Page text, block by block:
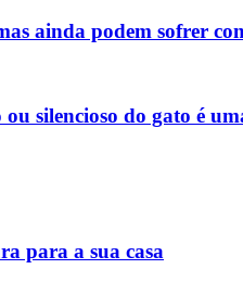
ainda podem sofrer
silencioso do gato é
para a sua casa